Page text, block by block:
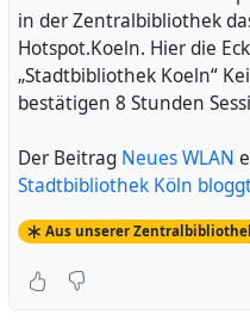
in der Zentralbibliothek
Hotspot.Koeln. Hier die
„Stadtbibliothek Koeln“
bestätigen 8 Stunden
Der Beitrag Neues WLAN
Stadtbibliothek Köln
Aus unserer